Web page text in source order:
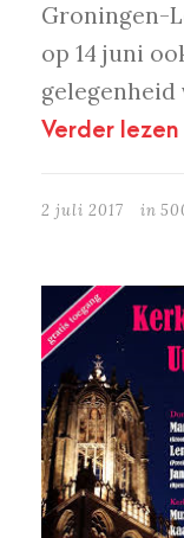
Groningen-
op 14 juni
gelegenheid
Verder lezen
2 juli 2017 in